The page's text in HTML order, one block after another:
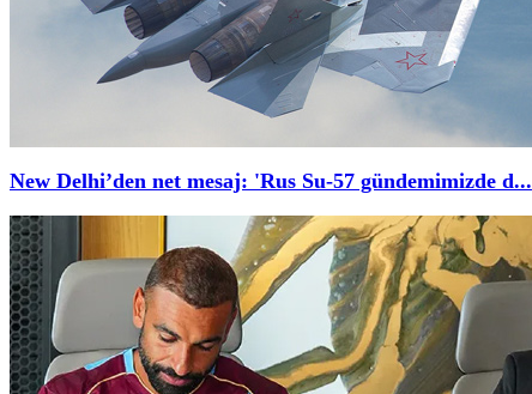
New Delhi’den net mesaj: 'Rus Su-57 gündemimizde d...